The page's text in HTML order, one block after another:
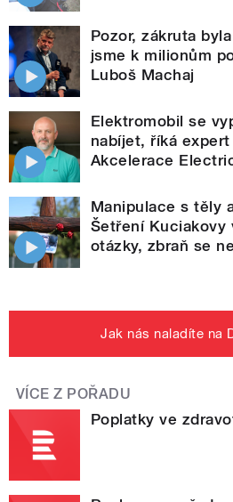
Pozor, zákruta
jsme k milionům
Luboš Machaj
Elektromobil se
nabíjet, říká
Akcelerace
Manipulace s těly
Šetření Kuciakovy
otázky, zbraň se
Jak nás naladíte na
VÍCE Z POŘADU
Poplatky ve